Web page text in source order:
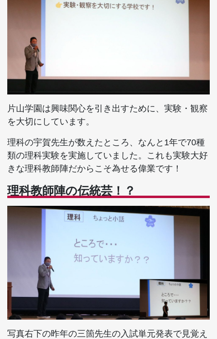
片山学園は興味関心を引き出すために、実験・観察
を大切にしています。
理科の宇賀先生が数えたところ、なんと1年で70種
類の理科実験を実施していました。これも実験大好
きな理科教師陣だからこそ為せる偉業です！
理科教師陣の伝統芸！？
写真右下の昨年の三箇先生の入試単元発表で見覚え